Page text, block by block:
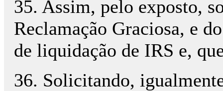
35. Assim, pelo exposto,
Reclamação Graciosa, e
de liquidação de IRS e,
36. Solicitando,